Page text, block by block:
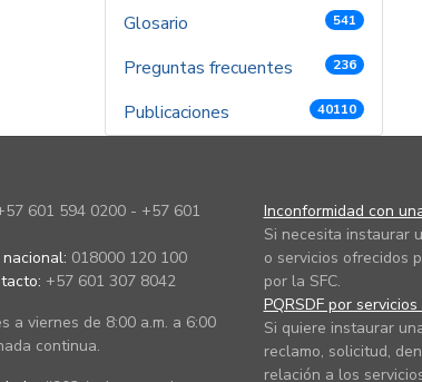
Glosario 541
Preguntas frecuentes 236
Publicaciones 40110
601 594 0200 - +57 601
018000 120 100
+57 601 307 8042
a viernes de 8:00 a.m. a 6:00
continua.
Inconformidad con
Si necesita instaurar
o servicios ofrecidos
por la SFC.
PQRSDF por
Si quiere instaurar
reclamo, solicitud,
relación a los